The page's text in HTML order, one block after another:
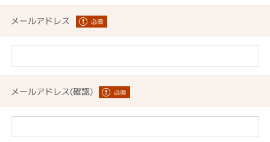
メールアドレス
メールアドレス(確認)